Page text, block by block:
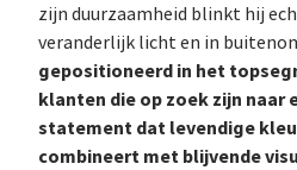
zijn duurzaamheid blinkt hij
veranderlijk licht en in
gepositioneerd in het
klanten die op zoek zijn naar
statement dat levendige
combineert met blijvende